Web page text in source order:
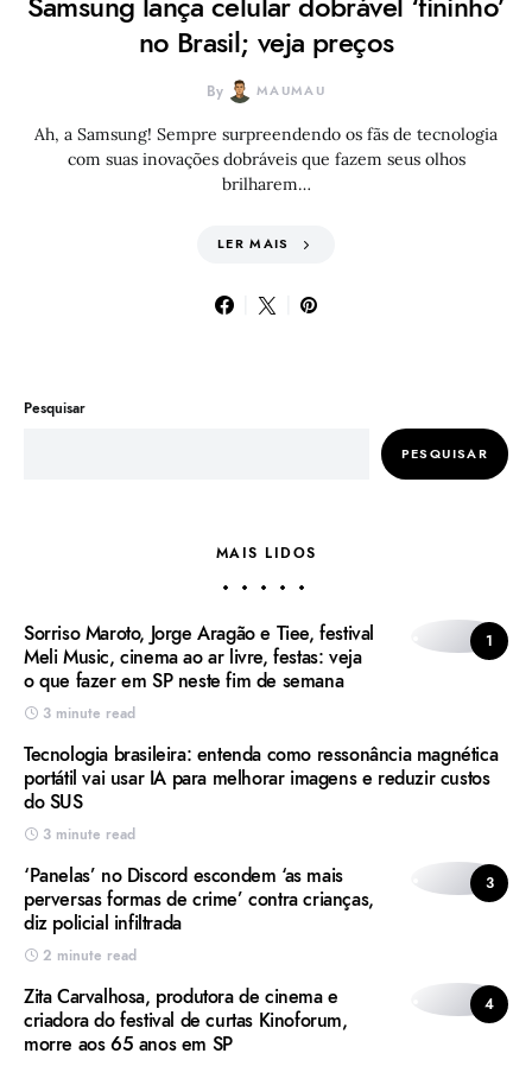
no Brasil; veja preços
By MAUMAU
Ah, a Samsung! Sempre surpreendendo os fãs de tecnologia
com suas inovações dobráveis que fazem seus olhos
brilharem…
LER MAIS
Pesquisar
PESQUISAR
MAIS LIDOS
1
Sorriso Maroto, Jorge Aragão e Tiee, festival
Meli Music, cinema ao ar livre, festas: veja
o que fazer em SP neste fim de semana
3 minute read
Tecnologia brasileira: entenda como ressonância magnética
portátil vai usar IA para melhorar imagens e reduzir custos
do SUS
3 minute read
3
‘Panelas’ no Discord escondem ‘as mais
perversas formas de crime’ contra crianças,
diz policial infiltrada
2 minute read
4
Zita Carvalhosa, produtora de cinema e
criadora do festival de curtas Kinoforum,
morre aos 65 anos em SP